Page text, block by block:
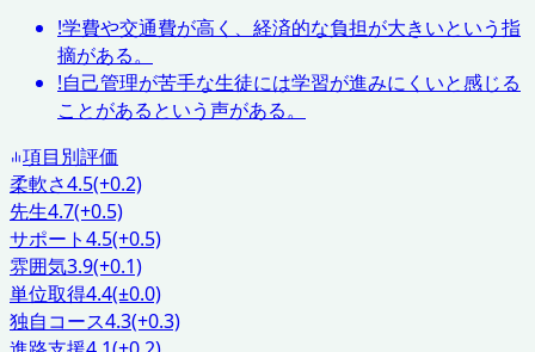
!学費や交通費が高く、経済的な負担が大きいという指
摘がある。
!自己管理が苦手な生徒には学習が進みにくいと感じる
ことがあるという声がある。
項目別評価
柔軟さ4.5(+0.2)
先生4.7(+0.5)
サポート4.5(+0.5)
雰囲気3.9(+0.1)
単位取得4.4(±0.0)
独自コース4.3(+0.3)